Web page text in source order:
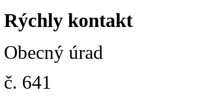
Rýchly kontakt
Obecný úrad
č. 641